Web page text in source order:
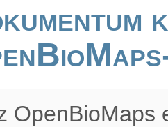
OpenBioMaps